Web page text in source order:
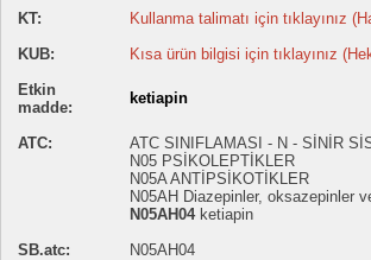
KT:
Kullanma talimatı için tıklayınız
KUB:
Kısa ürün bilgisi için tıklayınız
Etkin
madde:
ketiapin
ATC:
ATC SINIFLAMASI - N - SİNİR
N05 PSİKOLEPTİKLER
N05A ANTİPSİKOTİKLER
N05AH Diazepinler, oksazepinler
N05AH04ketiapin
SB.atc:
N05AH04